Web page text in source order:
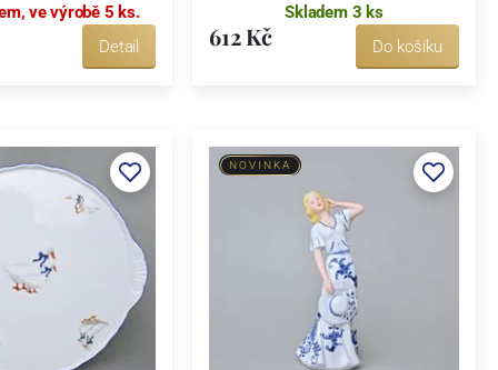
ve výrobě 5 ks.
Detail
Skladem 3 ks
612 Kč Do košíku
NOVINKA